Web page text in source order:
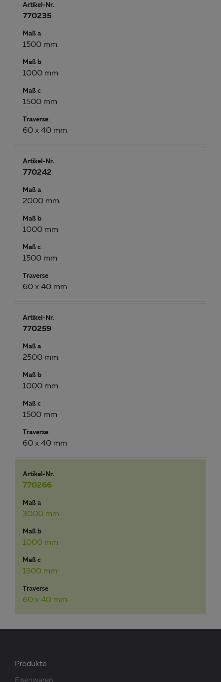
Artikel-Nr.
770235
Maß a
1500 mm
Maß b
1000 mm
Maß c
1500 mm
Traverse
60 x 40 mm
Artikel-Nr.
770242
Maß a
2000 mm
Maß b
1000 mm
Maß c
1500 mm
Traverse
60 x 40 mm
Artikel-Nr.
770259
Maß a
2500 mm
Maß b
1000 mm
Maß c
1500 mm
Traverse
60 x 40 mm
Artikel-Nr.
770266
Maß a
3000 mm
Maß b
1000 mm
Maß c
1500 mm
Traverse
60 x 40 mm
Produkte